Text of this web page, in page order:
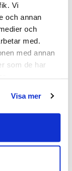
Vi
och annan
och
med.
med annan
som de har
Visa mer
direkt på
torkas upp